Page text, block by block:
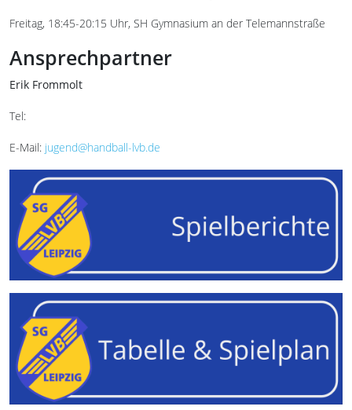
Freitag, 18:45-20:15 Uhr, SH Gymnasium an der Telemannstraße
Ansprechpartner
Erik Frommolt
Tel:
E-Mail: jugend@handball-lvb.de